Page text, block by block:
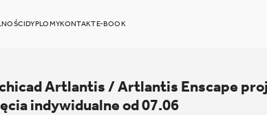
DYPLOMYKONTAKTE-BOOK
Artlantis / Artlantis Enscape
indywidualne od 07.06